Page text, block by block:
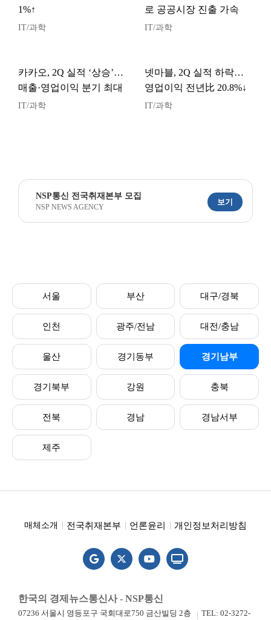
1%↑
IT/과학
로 공공시장 진출 가속
IT/과학
카카오, 2Q 실적 ‘상승’…
매출·영업이익 분기 최대
IT/과학
넷마블, 2Q 실적 하락…
영업이익 전년比 20.8%↓
IT/과학
NSP통신 전국취재본부 모집
NSP NEWS AGENCY
보기
서울 부산 대구/경북
인천 광주/전남 대전/충남
울산 경기동부 경기남부
경기북부 강원 충북
전북 경남 경남서부
제주
매체소개 전국취재본부 언론윤리 개인정보처리방침
한국의 경제뉴스통신사 - NSP통신
07236 서울시 영등포구 국회대로750 금산빌딩 2층 TEL: 02-3272-